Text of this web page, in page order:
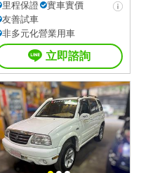
里程保證
實車實價
友善試車
非多元化營業用車
立即諮詢